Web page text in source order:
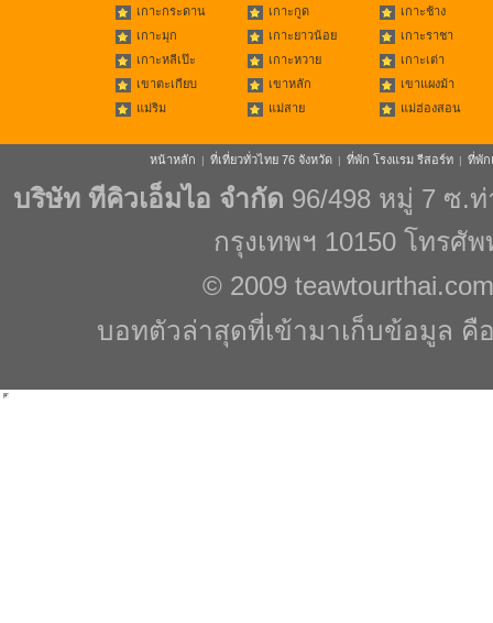
เกาะกระดาน
เกาะกูด
เกาะช้าง
เกาะมุก
เกาะยาวน้อย
เกาะราชา
เกาะหลีเป๊ะ
เกาะหวาย
เกาะเต่า
เขาตะเกียบ
เขาหลัก
เขาแผงม้า
แม่ริม
แม่สาย แม่ฮ่องสอน
หน้าหลัก | ที่เที่ยวทั่วไทย 76 จังหวัด | ที่พัก โรงแรม รีสอร์ท | ที่พัก
บริษัท ทีคิวเอ็มไอ จำกัด 96/498 หมู่ 7 ซ.
กรุงเทพฯ 10150 โทรศั
© 2009 teawtourthai.com
บอทตัวล่าสุดที่เข้ามาเก็บข้อมูล คือ